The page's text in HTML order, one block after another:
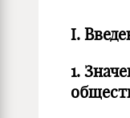
I.
1.